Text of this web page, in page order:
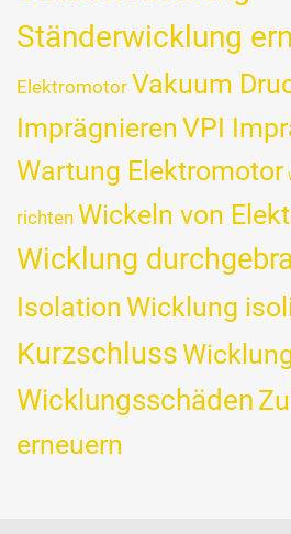
Ständerwicklung
Elektromotor Vakuum
ImprägnierenVPI
Wartung Elektromotor
richten Wickeln von
Wicklung
IsolationWicklung
Kurzschluss
Wicklungsschäden
erneuern